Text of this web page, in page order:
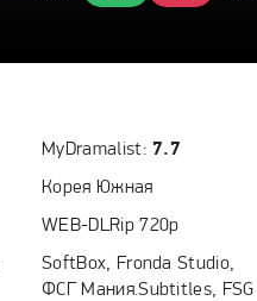
MyDramalist: 7.7
Корея Южная
WEB-DLRip 720p
SoftBox, Fronda Studio,
ФСГ Мания.Subtitles, FSG